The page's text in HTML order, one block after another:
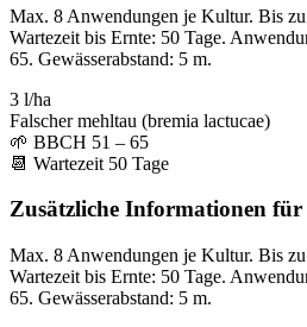
Max. 8 Anwendungen je Kultur. Bis
Wartezeit bis Ernte: 50 Tage.
65. Gewässerabstand: 5 m.
3 l/ha
Falscher mehltau (bremia lactucae)
🌱 BBCH 51 – 65
📆 Wartezeit 50 Tage
Zusätzliche Informationen
Max. 8 Anwendungen je Kultur. Bis
Wartezeit bis Ernte: 50 Tage.
65. Gewässerabstand: 5 m.